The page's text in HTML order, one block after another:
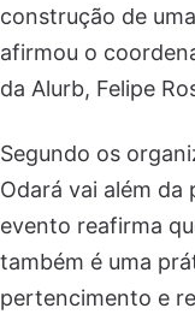
construção de
afirmou o
da Alurb, Felipe
Segundo os
Odará vai além da
evento reafirma
também é uma
pertencimento e